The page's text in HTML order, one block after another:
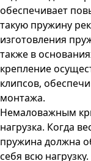
обеспечивает
такую пружину
изготовления
также в
крепление
клипсов,
монтажа.
Немаловажным
нагрузка. Когда
пружина должна
себя всю